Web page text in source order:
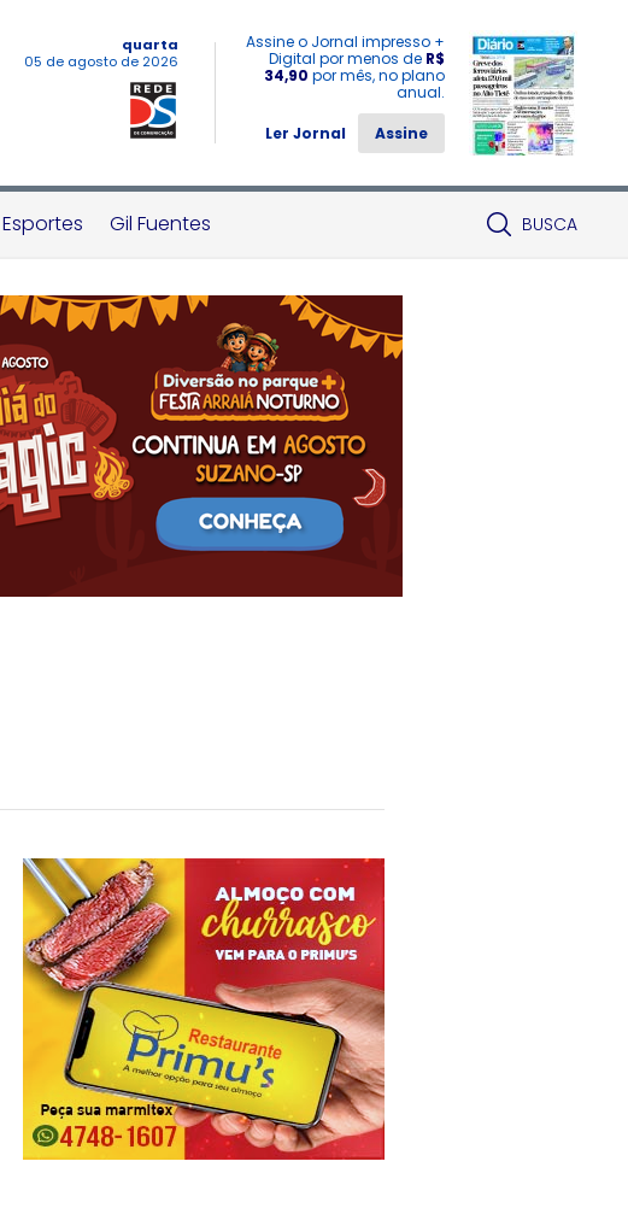
quarta
05 de agosto de 2026
Assine o Jornal impresso +
Digital por menos de R$
34,90 por mês, no plano
anual.
Ler Jornal
Assine
Esportes Gil Fuentes BUSCA